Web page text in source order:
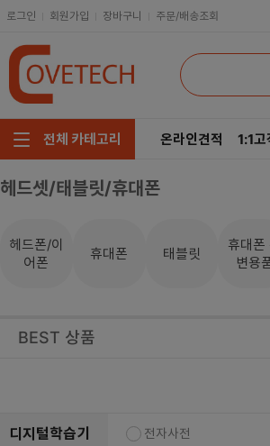
로그인 회원가입 장바구니 주문/배송조회
전체 카테고리
주요부품/키보드/마우스
저장장치/케이블/쿨러
소프트웨어/멀티탭/공구
메인보드
온라인견적 1:1고
헤드셋/태블릿/휴대폰
헤드폰/이
어폰
휴대폰 태블릿
휴대폰
변용
BEST 상품
디지털학습기 전자사전